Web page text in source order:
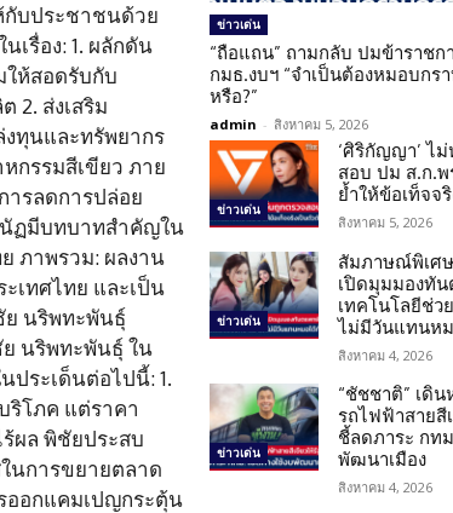
กับประชาชนด้วย
เรื่อง: 1. ผลักดัน
ให้สอดรับกับ
2. ส่งเสริม
งทุนและทรัพยากร
กรรมสีเขียว ภาย
ารลดการปล่อย
นัฏมีบทบาทสำคัญใน
ภาพรวม: ผลงาน
เทศไทย และเป็น
ย นริพทะพันธุ์
นริพทะพันธุ์ ใน
ประเด็นต่อไปนี้: 1.
โภค แต่ราคา
ผล พิชัยประสบ
ในการขยายตลาด
ออกแคมเปญกระตุ้น
ข่าวเด่น
“ถือแถน” ถามกลับ ปมข้าราชก
กมธ.งบฯ “จำเป็นต้องหมอบกร
หรือ?”
admin - สิงหาคม 5, 2026
ข่าวเด่น
‘ศิริกัญญา’ ไ
สอบ ปม ส.ก.
ย้ำให้ข้อเท็จจ
สิงหาคม 5, 2026
ข่าวเด่น
สัมภาษณ์พิเศ
เปิดมุมมองทั
เทคโนโลยีช่ว
ไม่มีวันแทนห
สิงหาคม 4, 2026
ข่าวเด่น
“ชัชชาติ” เดิ
รถไฟฟ้าสายสี
ชี้ลดภาระ กท
พัฒนาเมือง
สิงหาคม 4, 2026